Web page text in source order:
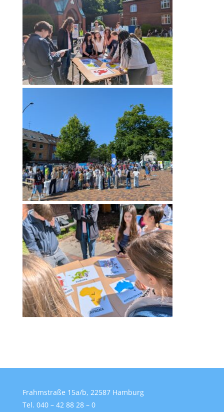
Frahmstraße 15a/b, 22587 Hamburg
Tel. 040 – 42 88 28 – 0